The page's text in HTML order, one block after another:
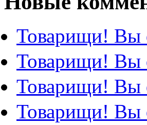
Товарищи! Вы
Товарищи! Вы
Товарищи! Вы
Товарищи! Вы